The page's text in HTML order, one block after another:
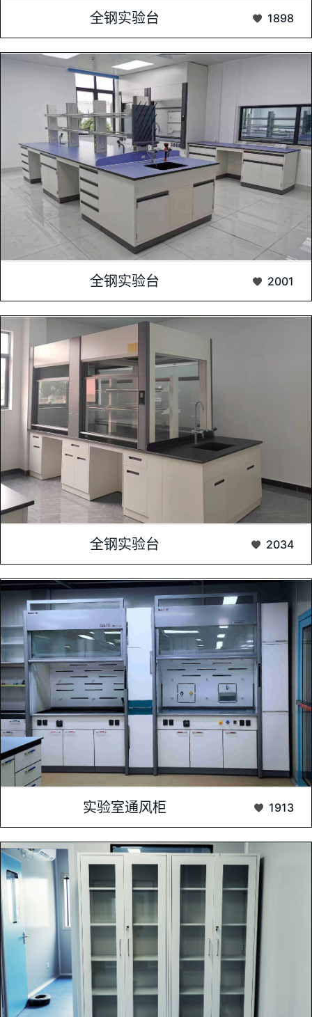
越的性能、稳固的结构和优良的耐用性而备受青睐...
全钢实验台 1898
承载力强、防腐防火等特点，广泛应用于科研、教...
全钢实验台 2001
承载力强、防腐防锈等特点，广泛应用于科研、教...
全钢实验台 2034
护实验人员免受有害或潜在危险化学物质的侵害。...
实验室通风柜 1913